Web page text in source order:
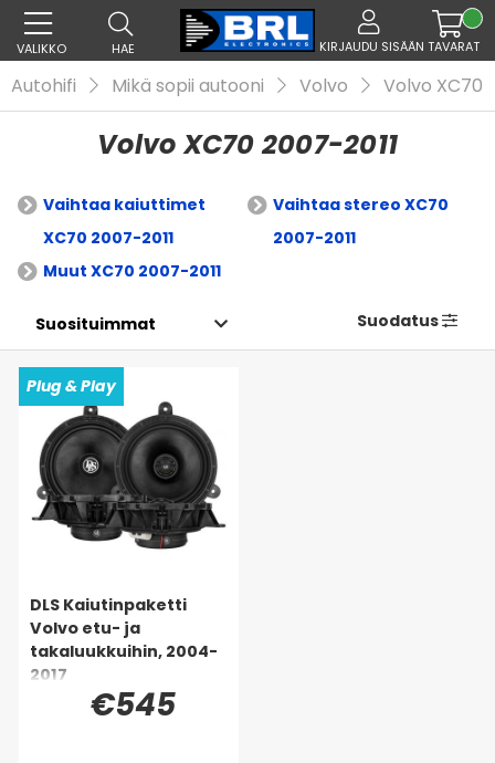
VALIKKO HAE KIRJAUDU SISÄÄN TAVARAT
Autohifi Mikä sopii autooni Volvo Volvo XC70
Volvo XC70 2007-2011
Vaihtaa kaiuttimet
XC70 2007-2011
Vaihtaa stereo XC70
2007-2011
Muut XC70 2007-2011
Suodatus
Plug & Play
DLS Kaiutinpaketti
Volvo etu- ja
takaluukkuihin, 2004-
2017
€545